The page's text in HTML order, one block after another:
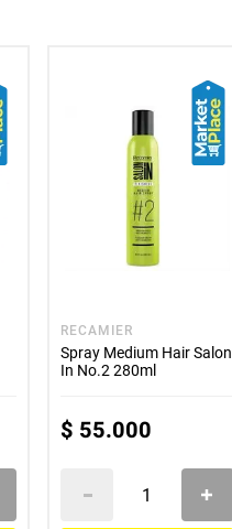
RECAMIER
Spray Medium Hair Salon
In No.2 280ml
$ 55.000